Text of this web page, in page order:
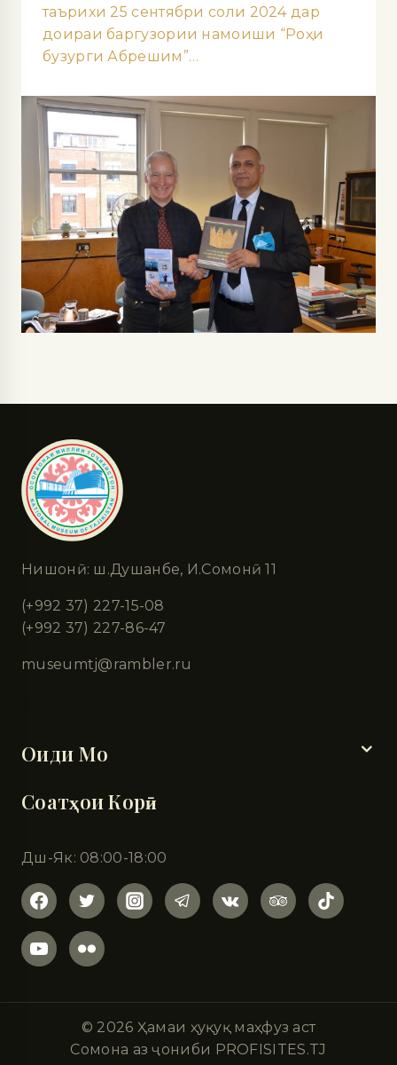
таърихи 25 сентябри соли 2024 дар
доираи баргузории намоиши “Роҳи
бузурги Абрешим”…
Нишонӣ: ш.Душанбе, И.Сомонӣ 11
(+992 37) 227-15-08
(+992 37) 227-86-47
museumtj@rambler.ru
Оиди Мо
Соатҳои Корӣ
Дш-Як: 08:00-18:00
© 2026 Ҳамаи ҳуқуқ маҳфуз аст
Сомона аз ҷониби PROFISITES.TJ